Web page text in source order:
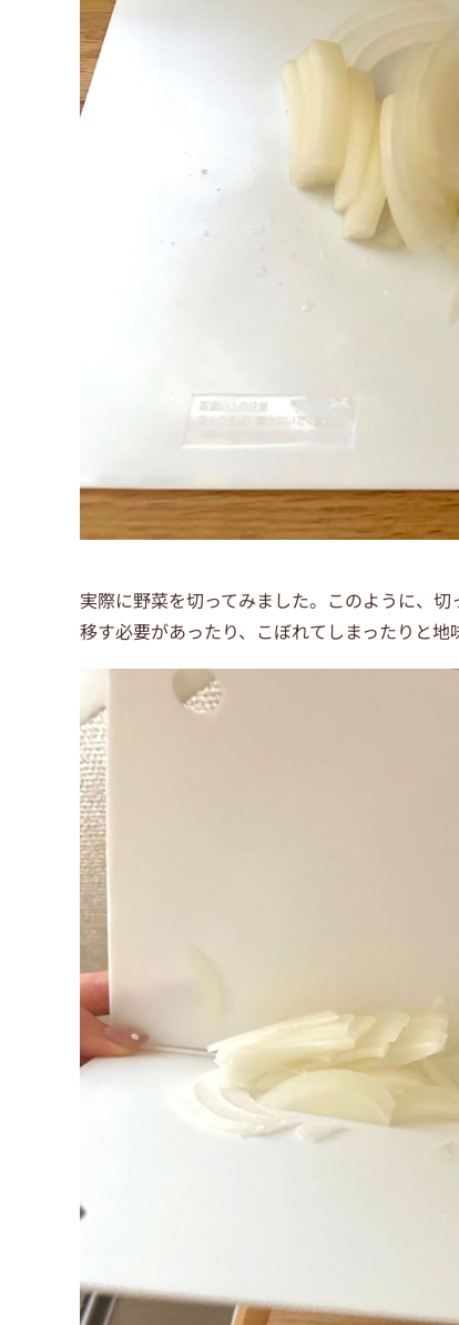
実際に野菜を切ってみました。このように、
移す必要があったり、こぼれてしまったりと地